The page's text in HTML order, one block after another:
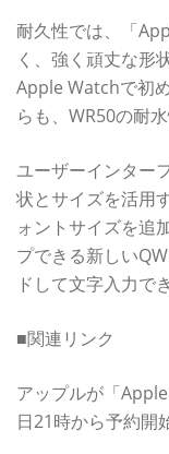
耐久性では、「
く、強く頑丈な形
Apple Watchで初
らも、WR50の耐
ユーザーインター
状とサイズを活用
ォントサイズを追
プできる新しい
ドして文字入力で
■関連リンク
アップルが「
日21時から予約開